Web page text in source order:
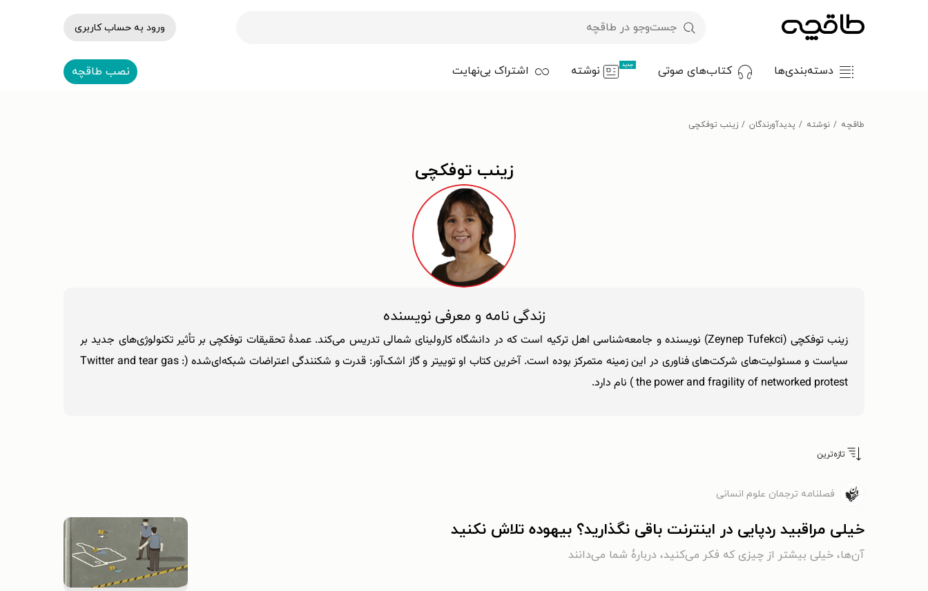
ورود به حساب کاربری
دسته‌بندی‌ها کتاب‌های صوتی جدید نوشته اشتراک بی‌نهایت نصب طاقچه
طاقچه نوشته پدیدآورندگان زینب توفکچی
زینب توفکچی
زندگی نامه و معرفی نویسنده
زینب توفکچی (Zeynep Tufekci) نویسنده و جامعه‌شناسی اهل ترکیه است که در دانشگاه کارولینای شمالی تدریس می‌کند. عمدۀ تحقیقات توفکچی بر تأثیر تکنولوژی‌های جدید بر
سیاست و مسئولیت‌های شرکت‌های فناوری در این زمینه متمرکز بوده است. آخرین کتاب او توییتر و گاز اشک‌آور: قدرت و شکنندگی اعتراضات شبکه‌ای‌شده (Twitter and tear gas :
the power and fragility of networked protest ) نام دارد.
تازه‌ترین
فصلنامه ترجمان علوم انسانی
خیلی مراقبید ردپایی در اینترنت باقی نگذارید؟ بیهوده تلاش نکنید
آن‌ها، خیلی بیشتر از چیزی که فکر می‌کنید، دربارۀ شما می‌دانند